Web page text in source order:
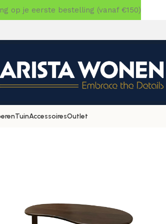
TuinAccessoiresOutlet
op je eerste bestelling (vanaf €150)